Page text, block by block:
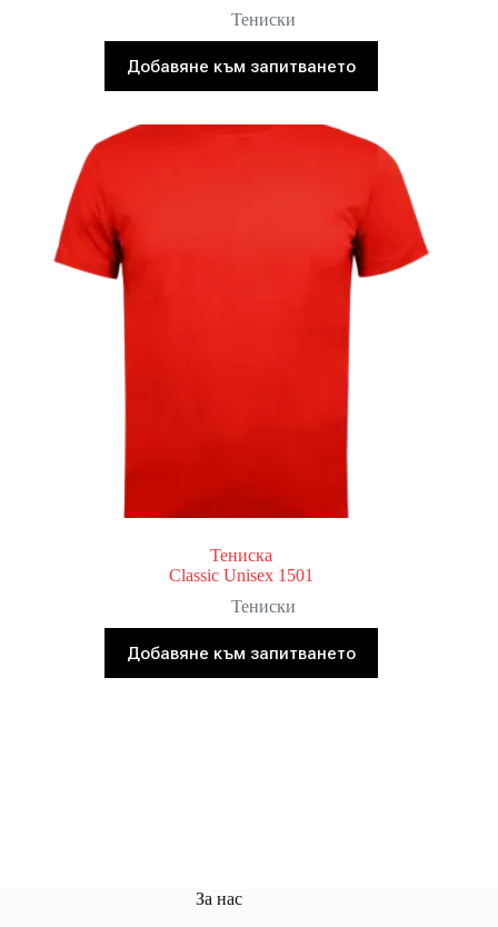
Тениски
Добавяне към запитването
Тениска
Classic Unisex 1501
Тениски
Добавяне към запитването
За нас